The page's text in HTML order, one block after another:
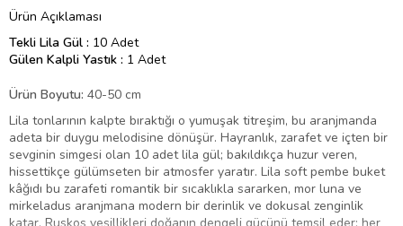
Ürün Açıklaması
Tekli Lila Gül : 10 Adet
Gülen Kalpli Yastık : 1 Adet
Ürün Boyutu: 40-50 cm
Lila tonlarının kalpte bıraktığı o yumuşak titreşim, bu aranjmanda
adeta bir duygu melodisine dönüşür. Hayranlık, zarafet ve içten bir
sevginin simgesi olan 10 adet lila gül; bakıldıkça huzur veren,
hissettikçe gülümseten bir atmosfer yaratır. Lila soft pembe buket
kâğıdı bu zarafeti romantik bir sıcaklıkla sararken, mor luna ve
mirkeladus aranjmana modern bir derinlik ve dokusal zenginlik